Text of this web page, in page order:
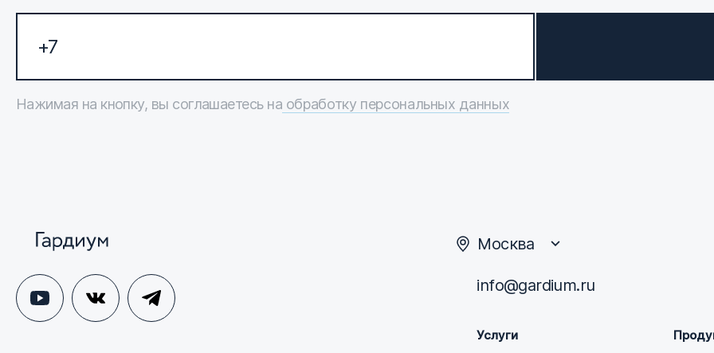
Нажимая на кнопку, вы соглашаетесь на обработку персональных данных
Москва
info@gardium.ru
Услуги